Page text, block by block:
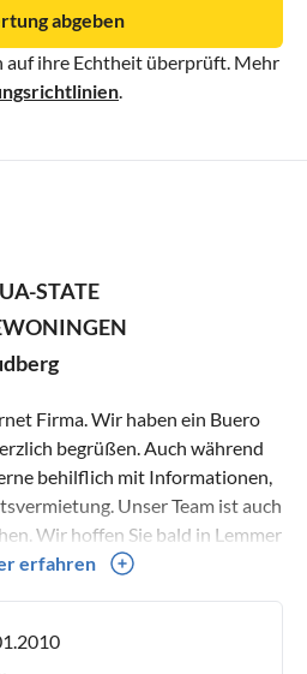
auf ihre Echtheit überprüft. Mehr
abgeben
STATE
Firma. Wir haben ein Buero
begrüßen. Auch während
behilflich mit Informationen,
Unser Team ist auch
Wir hoffen Sie bald in Lemmer
erfahren